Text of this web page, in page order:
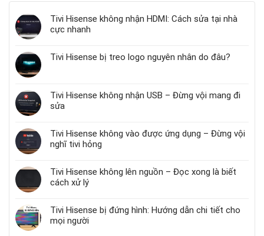
Tivi Hisense không nhận HDMI: Cách sửa tại nhà
cực nhanh
Tivi Hisense bị treo logo nguyên nhân do đâu?
Tivi Hisense không nhận USB – Đừng vội mang đi
sửa
Tivi Hisense không vào được ứng dụng – Đừng vội
nghĩ tivi hỏng
Tivi Hisense không lên nguồn – Đọc xong là biết
cách xử lý
Tivi Hisense bị đứng hình: Hướng dẫn chi tiết cho
mọi người